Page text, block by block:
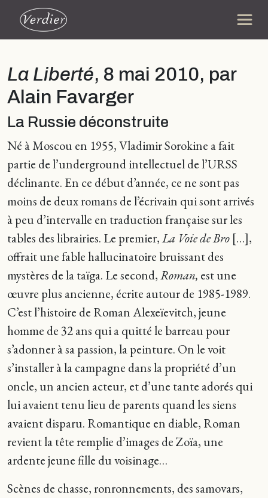
La Liberté, 8 mai 2010, par
Alain Favarger
La Russie déconstruite
Né à Moscou en 1955, Vladimir Sorokine a fait
partie de l’underground intellectuel de l’URSS
déclinante. En ce début d’année, ce ne sont pas
moins de deux romans de l’écrivain qui sont arrivés
à peu d’intervalle en traduction française sur les
tables des librairies. Le premier,La Voie de Bro […],
offrait une fable hallucinatoire bruissant des
mystères de la taïga. Le second,Roman, est une
œuvre plus ancienne, écrite autour de 1985-1989.
C’est l’histoire de Roman Alexeïevitch, jeune
homme de 32 ans qui a quitté le barreau pour
s’adonner à sa passion, la peinture. On le voit
s’installer à la campagne dans la propriété d’un
oncle, un ancien acteur, et d’une tante adorés qui
lui avaient tenu lieu de parents quand les siens
avaient disparu. Romantique en diable, Roman
revient la tête remplie d’images de Zoïa, une
ardente jeune fille du voisinage…
Scènes de chasse, ronronnements, des samovars,